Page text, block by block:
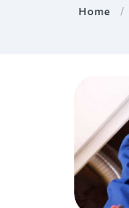
Home